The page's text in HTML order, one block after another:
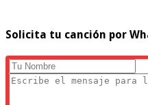
Solicita tu canción por